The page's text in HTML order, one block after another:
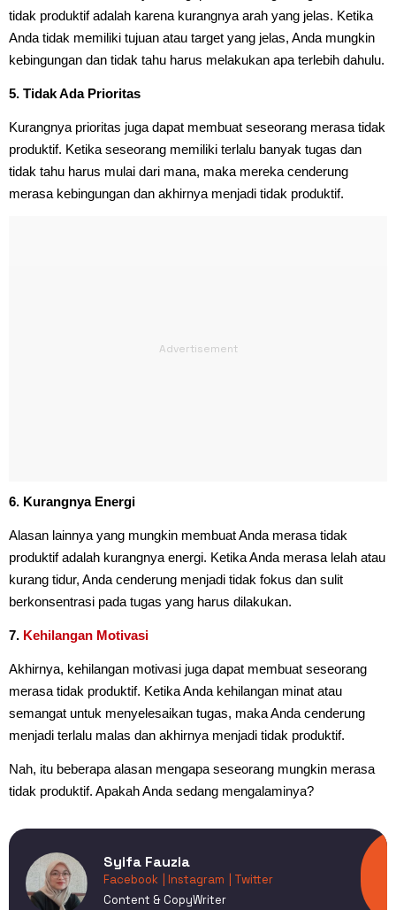
tidak produktif adalah karena kurangnya arah yang jelas. Ketika
Anda tidak memiliki tujuan atau target yang jelas, Anda mungkin
kebingungan dan tidak tahu harus melakukan apa terlebih dahulu.
5. Tidak Ada Prioritas
Kurangnya prioritas juga dapat membuat seseorang merasa tidak
produktif. Ketika seseorang memiliki terlalu banyak tugas dan
tidak tahu harus mulai dari mana, maka mereka cenderung
merasa kebingungan dan akhirnya menjadi tidak produktif.
6. Kurangnya Energi
Alasan lainnya yang mungkin membuat Anda merasa tidak
produktif adalah kurangnya energi. Ketika Anda merasa lelah atau
kurang tidur, Anda cenderung menjadi tidak fokus dan sulit
berkonsentrasi pada tugas yang harus dilakukan.
7. Kehilangan Motivasi
Akhirnya, kehilangan motivasi juga dapat membuat seseorang
merasa tidak produktif. Ketika Anda kehilangan minat atau
semangat untuk menyelesaikan tugas, maka Anda cenderung
menjadi terlalu malas dan akhirnya menjadi tidak produktif.
Nah, itu beberapa alasan mengapa seseorang mungkin merasa
tidak produktif. Apakah Anda sedang mengalaminya?
Syifa Fauzia
Facebook | Instagram
| Twitter
Content & CopyWriter